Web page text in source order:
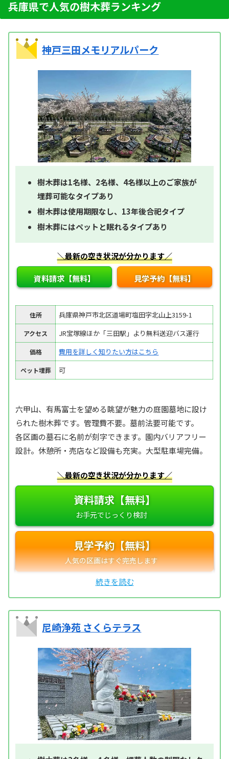
兵庫県で人気の樹木葬ランキング
神戸三田メモリアルパーク
樹木葬は1名様、2名様、4名様以上のご家族が
埋葬可能なタイプあり
樹木葬は使用期限なし、13年後合祀タイプ
樹木葬にはペットと眠れるタイプあり
＼最新の空き状況が分かります／
資料請求【無料】 見学予約【無料】
住所 兵庫県神戸市北区道場町塩田字北山上3159-1
アクセス JR宝塚線ほか「三田駅」より無料送迎バス運行
価格 費用を詳しく知りたい方はこちら
ペット埋葬 可
六甲山、有馬富士を望める眺望が魅力の庭園墓地に設け
られた樹木葬です。管理費不要。墓前法要可能です。
各区画の墓石に名前が刻字できます。園内バリアフリー
設計。休憩所・売店など設備も充実。大型駐車場完備。
＼最新の空き状況が分かります／
資料請求【無料】
見学予約【無料】
尼崎浄苑 さくらテラス